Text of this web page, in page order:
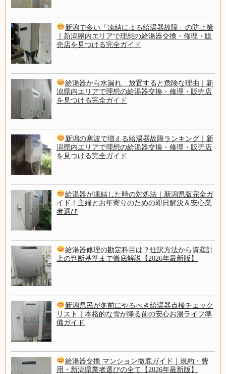
新潟で多い「凍結による給湯器故障」の防止策
｜新潟県内エリアで理想の給湯器交換・修理・販
売店を見つける完全ガイド
給湯器から水漏れ…放置すると危険な理由｜新
潟県内エリアで理想の給湯器交換・修理・販売店
を見つける完全ガイド
新潟の寒波で増える給湯器故障ランキング｜新
潟県内エリアで理想の給湯器交換・修理・販売店
を見つける完全ガイド
給湯器が凍結した時の対処法｜新潟県版完全ガ
イド！主婦とお年寄りのための即日解決＆安心業
者選び
給湯器修理の勘定科目は？仕訳方法から資産計
上の判断基準まで徹底解説【2026年最新版】
新潟県民が冬前にやるべき給湯器点検チェック
リスト｜本格的な雪が降る前の安心お湯ライフ準
備ガイド
給湯器交換 マンション徹底ガイド｜規約・費
用・新潟県業者選びの全て【2026年最新版】